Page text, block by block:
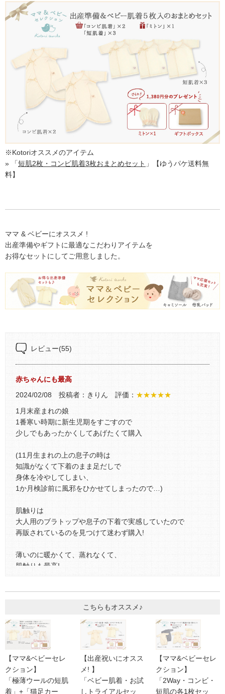
※Kotoriオススメのアイテム
» 「短肌2枚・コンビ肌着3枚おまとめセット 」【ゆうパケ送料無
料】
ママ & ベビーにオススメ !
出産準備やギフトに最適なこだわりアイテムを
お得なセットにしてご用意しました。
レビュー(55)
赤ちゃんにも最高
2024/02/08 投稿者：きりん 評価： ★★★★★
1月末産まれの娘
1番寒い時期に新生児期をすごすので
少しでもあったかくしてあげたくて購入
(11月生まれの上の息子の時は
知識がなくて下着のまま足だしで
身体を冷やしてしまい、
1か月検診前に風邪をひかせてしまったので…)
肌触りは
大人用のブラトップや息子の下着で実感していたので
再販されているのを見つけて迷わず購入!
薄いのに暖かくて、蒸れなくて、
肌触りも最高!
ウールの肌着
2021/08/05 投稿者：りゅうママ 評価：
★★★★
出産準備で購入しました。
2人目で一通り新生児用の服は揃っているのですが、
気持ちいい肌触りのものを着させてあげたいと思い購入しま
こちらもオススメ♪
【ママ&ベビーセレ
クション】
「極薄ウールの短肌
着」+「猫足カー
【出産祝いにオスス
メ! 】
「ベビー肌着・お試
しトライアルセッ
【ママ&ベビーセレ
クション】
「2Way・コンビ・
短肌の各1枚セッ